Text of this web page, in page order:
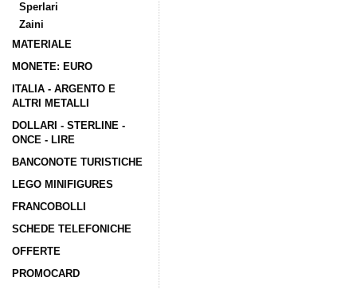
Sperlari
Zaini
MATERIALE
MONETE: EURO
ITALIA - ARGENTO E
ALTRI METALLI
DOLLARI - STERLINE -
ONCE - LIRE
BANCONOTE TURISTICHE
LEGO MINIFIGURES
FRANCOBOLLI
SCHEDE TELEFONICHE
OFFERTE
PROMOCARD